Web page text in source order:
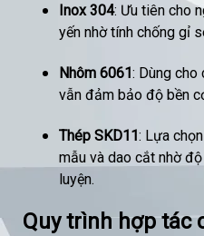
Inox 304: Ưu tiên cho
yến nhờ tính chống gỉ
Nhôm 6061: Dùng cho
vẫn đảm bảo độ bền
Thép SKD11: Lựa
mẫu và dao cắt nhờ
luyện.
Quy trình hợp tác